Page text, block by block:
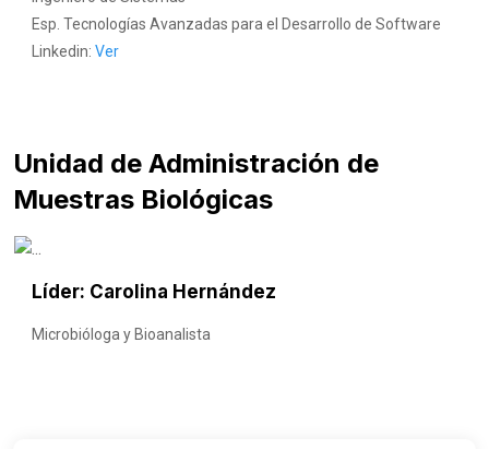
Esp. Tecnologías Avanzadas para el Desarrollo de Software
Linkedin: Ver
Unidad de Administración de
Muestras Biológicas
Líder: Carolina Hernández
Microbióloga y Bioanalista